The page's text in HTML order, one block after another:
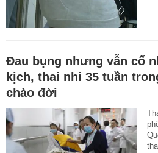
Đau bụng nhưng vẫn cố
kịch, thai nhi 35 tuần
chào đời